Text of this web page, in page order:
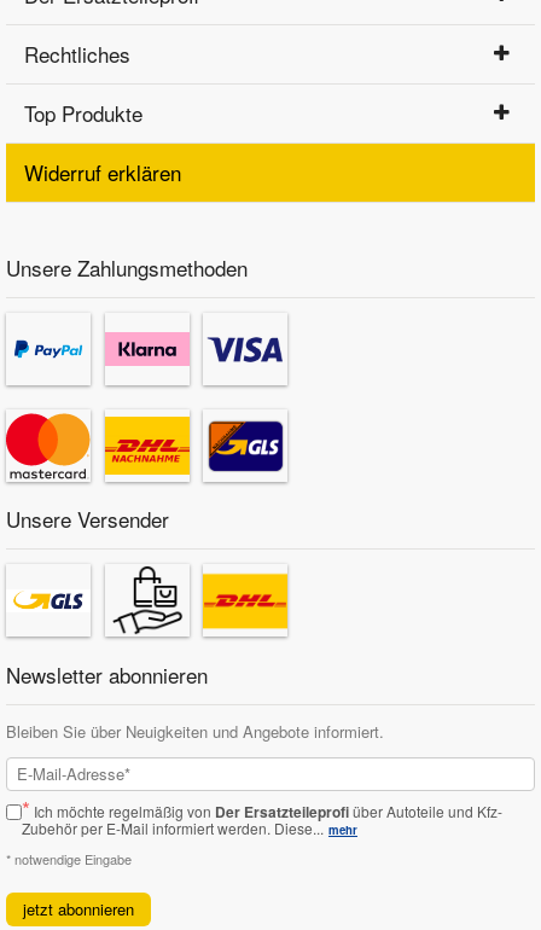
Rechtliches
Top Produkte
Widerruf erklären
Unsere Zahlungsmethoden
Unsere Versender
Newsletter abonnieren
Bleiben Sie über Neuigkeiten und Angebote informiert.
* Ich möchte regelmäßig von Der Ersatzteileprofiüber Autoteile und Kfz-
Zubehör per E-Mail informiert werden. Diese... mehr
* notwendige Eingabe
jetzt abonnieren